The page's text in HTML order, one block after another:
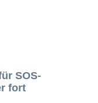
SOS-
fort